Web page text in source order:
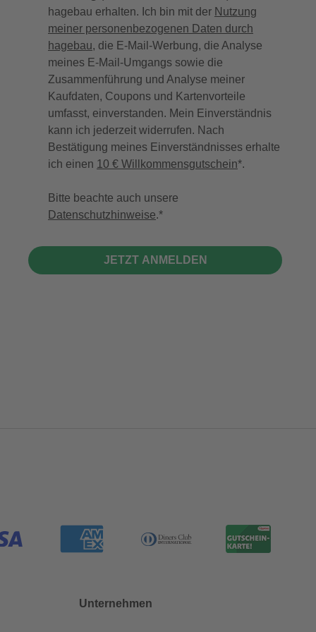
hagebau erhalten. Ich bin mit der Nutzung
meiner personenbezogenen Daten durch
hagebau, die E-Mail-Werbung, die Analyse
meines E-Mail-Umgangs sowie die
Zusammenführung und Analyse meiner
Kaufdaten, Coupons und Kartenvorteile
umfasst, einverstanden. Mein Einverständnis
kann ich jederzeit widerrufen. Nach
Bestätigung meines Einverständnisses erhalte
ich einen 10 € Willkommensgutschein*.
Bitte beachte auch unsere
Datenschutzhinweise.
JETZT ANMELDEN
Unternehmen